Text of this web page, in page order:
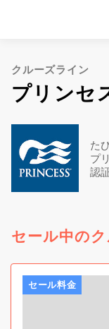
クルーズライン
プリンセ
た
プ
認
セール中の
セール料金